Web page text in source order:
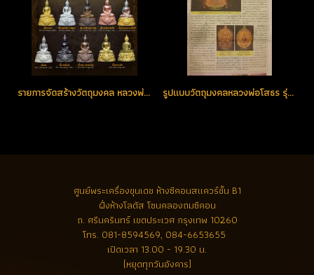
รายการจัดสร้างวัตถุมงคล หลวงพ่อโสธร รุ่น ๙ ทศวรรษ รูปแบบวัตถุมงคลหลวงพ่อโสธร รุ่น ๙ ทศวรรษ
ศูนย์พระเครื่องขุนเดช ห้างซีคอนสแควร์ชั้น B1
ฝั่งห้างโลตัส โซนคลองถมซีคอน
ถ. ศรีนครินทร์ เขตประเวศ กรุงเทพ 10260
โทร. 081-8594569, 084-6653655
เปิดเวลา 13.00 - 19.30 น.
(หยุดทุกวันอังคาร)